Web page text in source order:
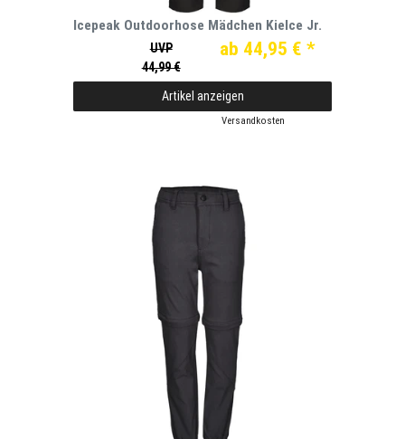
Icepeak Outdoorhose Mädchen Kielce Jr.
UVP
44,99 €
ab 44,95 € *
Artikel anzeigen
Versandkosten